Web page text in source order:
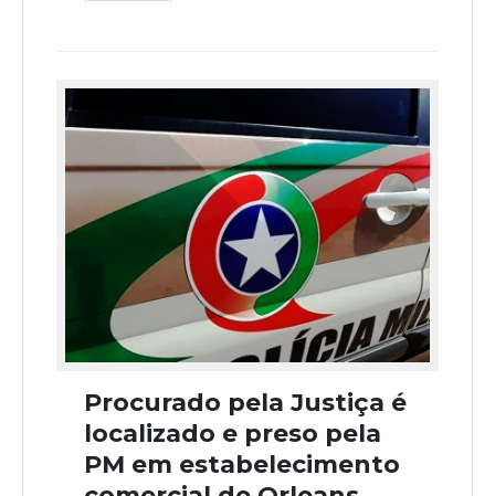
Procurado pela Justiça é
localizado e preso pela
PM em estabelecimento